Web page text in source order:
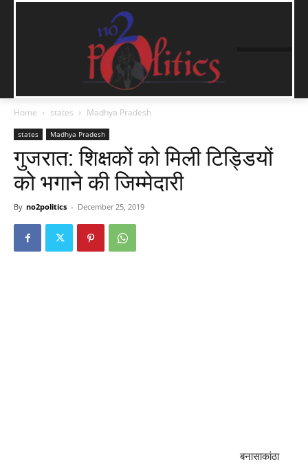
Home states Madhya Pradesh
states Madhya Pradesh
गुजरात: शिक्षकों को मिली टिड्डियों
को भगाने की जिम्मेदारी
By no2politics - December 25, 2019
बनासाकांठा